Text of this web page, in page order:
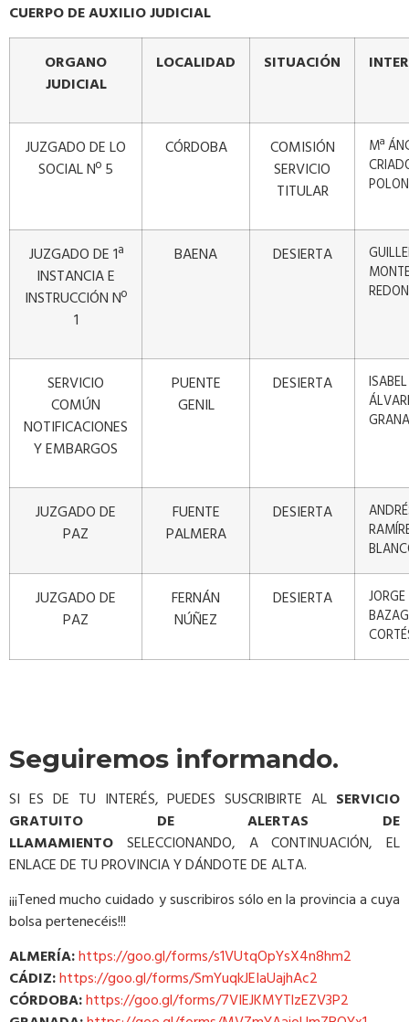
CUERPO DE AUXILIO JUDICIAL
ORGANO
JUDICIAL
LOCALIDAD SITUACIÓN
JUZGADO DE LO
SOCIAL Nº 5
CÓRDOBA
COMISIÓN
SERVICIO
TITULAR
Mª
JUZGADO DE 1ª
INSTANCIA E
INSTRUCCIÓN Nº
1
BAENA DESIERTA
SERVICIO
COMÚN
NOTIFICACIONES
Y EMBARGOS
PUENTE
GENIL
DESIERTA
JUZGADO DE
PAZ
FUENTE
PALMERA
DESIERTA
JUZGADO DE
PAZ
FERNÁN
NÚÑEZ
DESIERTA
JORGE
Seguiremos informando.
SI ES DE TU INTERÉS, PUEDES SUSCRIBIRTE AL SERVICIO
GRATUITO DE ALERTAS DE
LLAMAMIENTO SELECCIONANDO, A CONTINUACIÓN, EL
ENLACE DE TU PROVINCIA Y DÁNDOTE DE ALTA.
¡¡¡Tened mucho cuidado y suscribiros sólo en la provincia a cuya
bolsa pertenecéis!!!
ALMERÍA:https://goo.gl/forms/s1VUtqOpYsX4n8hm2
CÁDIZ:https://goo.gl/forms/SmYuqkJEIaUajhAc2
CÓRDOBA:https://goo.gl/forms/7VIEJKMYTlzEZV3P2